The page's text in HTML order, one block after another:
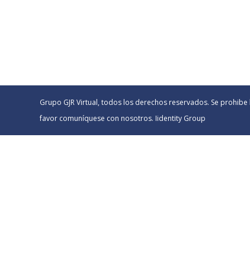
Grupo GJR Virtual, todos los derechos reservados. Se
favor comuníquese con nosotros. Iidentity Group